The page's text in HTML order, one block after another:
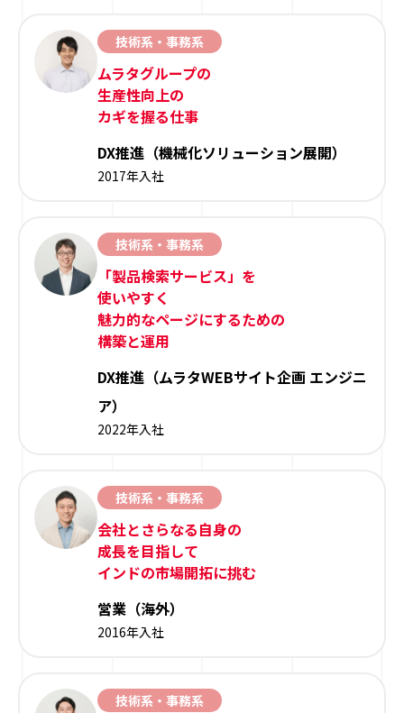
技術系・事務系
ムラタグループの
生産性向上の
カギを握る仕事
DX推進（機械化ソリューション展開）
2017年入社
技術系・事務系
「製品検索サービス」を
使いやすく
魅力的なページにするための
構築と運用
DX推進（ムラタWEBサイト企画 エンジニ
ア）
2022年入社
技術系・事務系
会社とさらなる自身の
成長を目指して
インドの市場開拓に挑む
営業（海外）
2016年入社
技術系・事務系